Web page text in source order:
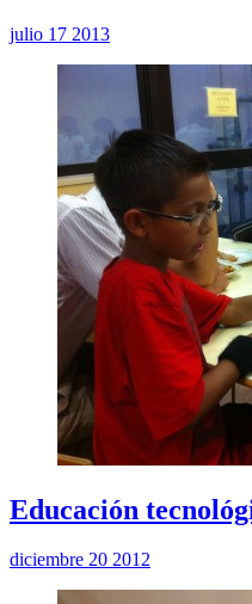
julio 17 2013
Educación
diciembre 20 2012